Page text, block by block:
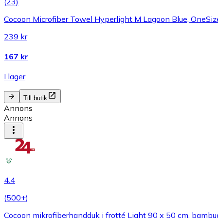
Cocoon Microfiber Towel Hyperlight M Lagoon Blue,
239 kr
167 kr
I lager
Till butik
Annons
Annons
4.4
(500+)
Cocoon mikrofiberhandduk i frotté Light 90 x 50 cm,